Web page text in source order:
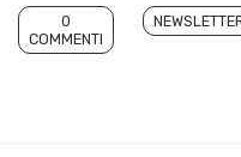
0
COMMENTI